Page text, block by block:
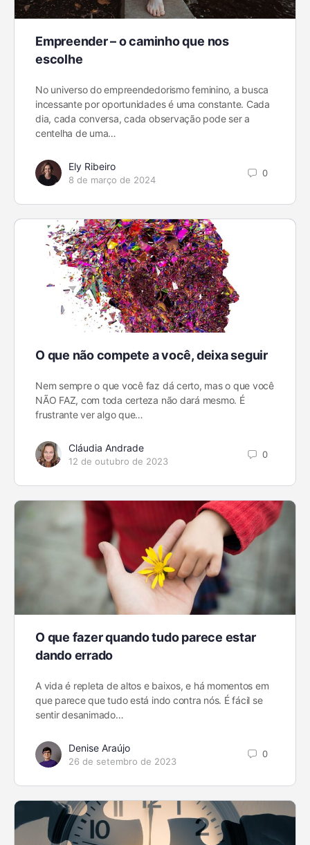
Empreender – o caminho que nos
escolhe
No universo do empreendedorismo feminino, a busca
incessante por oportunidades é uma constante. Cada
dia, cada conversa, cada observação pode ser a
centelha de uma…
Ely Ribeiro
8 de março de 2024
0
O que não compete a você, deixa seguir
Nem sempre o que você faz dá certo, mas o que você
NÃO FAZ, com toda certeza não dará mesmo. É
frustrante ver algo que…
Cláudia Andrade
12 de outubro de 2023
0
O que fazer quando tudo parece estar
dando errado
A vida é repleta de altos e baixos, e há momentos em
que parece que tudo está indo contra nós. É fácil se
sentir desanimado…
Denise Araújo
26 de setembro de 2023
0